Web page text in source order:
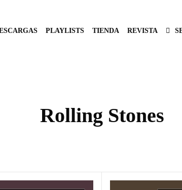
PLAYLISTS TIENDA REVISTA
Rolling Stones